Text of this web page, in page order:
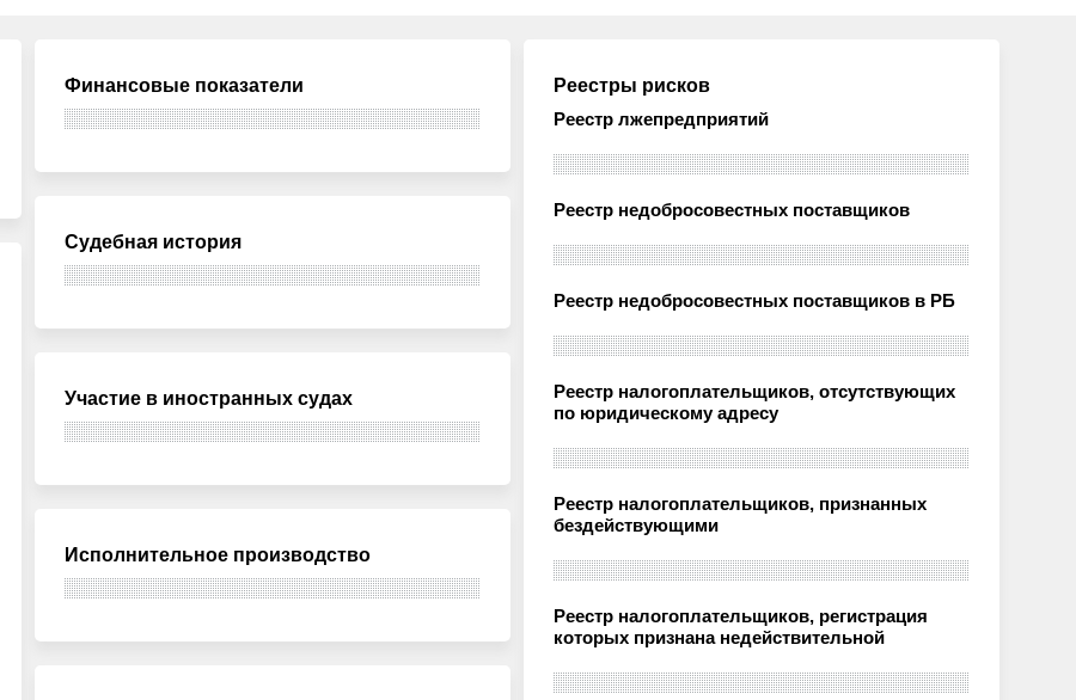
Финансовые показатели
Судебная история
Участие в иностранных судах
Исполнительное производство
Реестры рисков
Реестр лжепредприятий
Реестр недобросовестных поставщиков
Реестр недобросовестных поставщиков в РБ
Реестр налогоплательщиков, отсутствующих
по юридическому адресу
Реестр налогоплательщиков, признанных
бездействующими
Реестр налогоплательщиков, регистрация
которых признана недействительной